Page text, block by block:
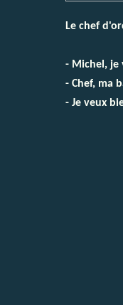
Le chef
- Michel, je
- Chef, ma
- Je veux